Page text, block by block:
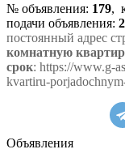
№ объявления: 179,
подачи объявления:
постоянный адрес
комнатную
срок: https://www.g-
kvartiru-
Объявления